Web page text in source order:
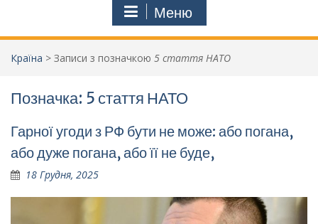
Меню
Країна > Записи з позначкою 5 стаття НАТО
Позначка: 5 стаття НАТО
Гарної угоди з РФ бути не може: або погана,
або дуже погана, або її не буде,
18 Грудня, 2025